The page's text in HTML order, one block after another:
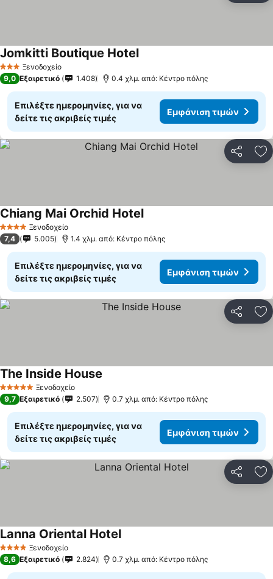
3 ΑστέριαΞενοδοχείο
Jomkitti Boutique Hotel
9,0 Εξαιρετικό 1.408 0.4 χλμ. από: Κέντρο πόλης
Επιλέξτε ημερομηνίες, για να
δείτε τις ακριβείς τιμές
Εμφάνιση τιμών
4 ΑστέριαΞενοδοχείο
Chiang Mai Orchid Hotel
7,4 5.005 1.4 χλμ. από: Κέντρο πόλης
Επιλέξτε ημερομηνίες, για να
δείτε τις ακριβείς τιμές
Εμφάνιση τιμών
5 Αστέρια Ξενοδοχείο
The Inside House
9,7 Εξαιρετικό 2.507 0.7 χλμ. από: Κέντρο πόλης
Επιλέξτε ημερομηνίες, για να
δείτε τις ακριβείς τιμές
Εμφάνιση τιμών
4 ΑστέριαΞενοδοχείο
Lanna Oriental Hotel
8,6 Εξαιρετικό 2.824 0.7 χλμ. από: Κέντρο πόλης